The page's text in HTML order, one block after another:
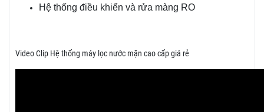
Hệ thống điều khiển và rửa màng RO
Video Clip Hệ thống máy lọc nước mặn cao cấp giá rẻ